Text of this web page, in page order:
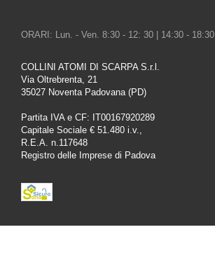
ORARI: Lun. - Ven. 8:30 - 12: 30 | 14:30 - 18:30
COLLINI ATOMI DI SCARPA S.r.l.
Via Oltrebrenta, 21
35027 Noventa Padovana (PD)
Partita IVA e CF: IT00167920289
Capitale Sociale € 51.480 i.v.,
R.E.A. n.117648
Registro delle Imprese di Padova